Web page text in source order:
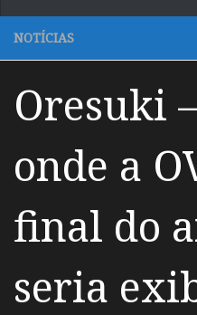
NOTÍCIAS
Oresuki
onde a
final do
seria